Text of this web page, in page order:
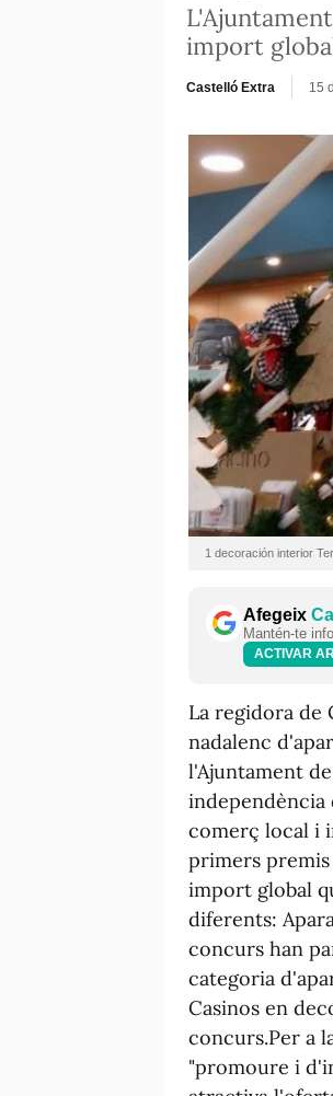
import
Castelló Extra 15
1 decoración interior
Afegeix
Mantén-te
ACTIVAR
La regidora de
nadalenc
l'Ajuntament
comerç local i
primers premis
import global
diferents:
concurs han
categoria
Casinos en
concurs.Per a
"promoure i